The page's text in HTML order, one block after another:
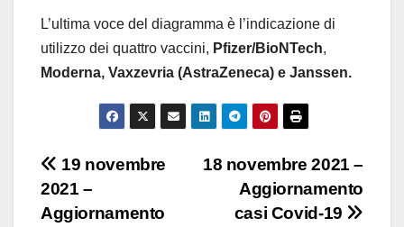
L’ultima voce del diagramma è l’indicazione di
utilizzo dei quattro vaccini, Pfizer/BioNTech,
Moderna, Vaxzevria (AstraZeneca) e Janssen.
Navigazione
articoli
18 novembre 2021 –
Aggiornamento
casi Covid-19
19 novembre
2021 –
Aggiornamento